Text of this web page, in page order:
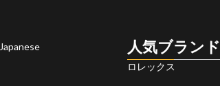
Japanese 人気ブランド
ロレックス